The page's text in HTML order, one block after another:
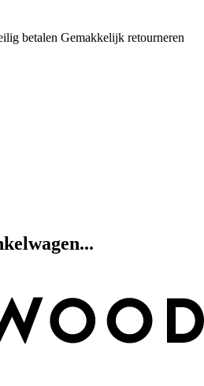
betalen Gemakkelijk retourneren